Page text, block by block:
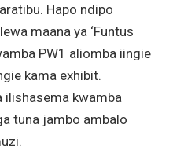
Hapo ndipo
maana ya ‘Funtus
PW1 aliomba iingie
kama exhibit.
ilishasema kwamba
tuna jambo ambalo